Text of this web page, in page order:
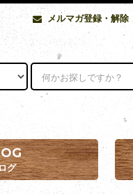
メルマガ登録・解除
グ